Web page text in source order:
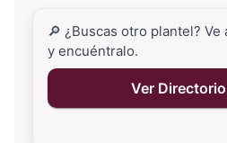
🔎 ¿Buscas otro plantel? Ve
y encuéntralo.
Ver